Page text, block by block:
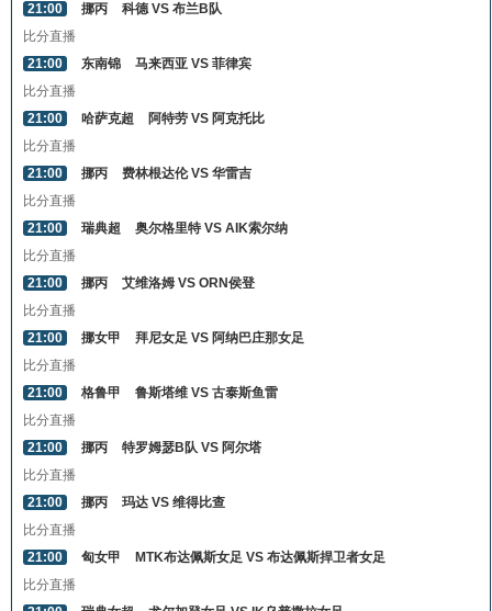
21:00
挪丙
科德 VS 布兰B队
比分直播
21:00
东南锦
马来西亚 VS 菲律宾
比分直播
21:00
哈萨克超
阿特劳 VS 阿克托比
比分直播
21:00
挪丙
费林根达伦 VS 华雷吉
比分直播
21:00
瑞典超
奥尔格里特 VS AIK索尔纳
比分直播
21:00
挪丙
艾维洛姆 VS ORN侯登
比分直播
21:00
挪女甲
拜尼女足 VS 阿纳巴庄那女足
比分直播
21:00
格鲁甲
鲁斯塔维 VS 古泰斯鱼雷
比分直播
21:00
挪丙
特罗姆瑟B队 VS 阿尔塔
比分直播
21:00
挪丙
玛达 VS 维得比查
比分直播
21:00
匈女甲
MTK布达佩斯女足 VS 布达佩斯捍卫者女足
比分直播